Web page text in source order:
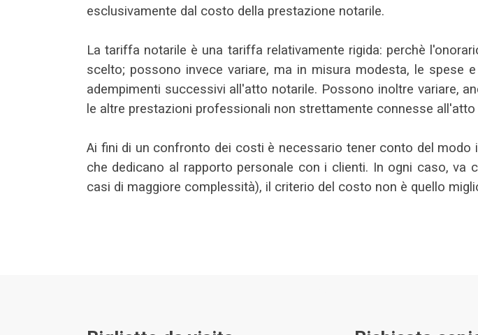
esclusivamente dal costo della prestazione notarile.
La tariffa notarile è una tariffa relativamente rigida: perchè
scelto; possono invece variare, ma in misura modesta, le spese
adempimenti successivi all'atto notarile. Possono inoltre variare,
le altre prestazioni professionali non strettamente connesse all'atto
Ai fini di un confronto dei costi è necessario tener conto del
che dedicano al rapporto personale con i clienti. In ogni caso,
casi di maggiore complessità), il criterio del costo non è quello